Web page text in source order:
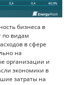
бизнеса в
по видам
в сфере
на
организации и
экономики в
затраты на